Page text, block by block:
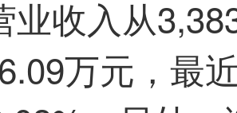
业收入从
万元， 最